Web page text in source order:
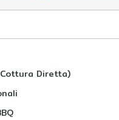
Diretta)